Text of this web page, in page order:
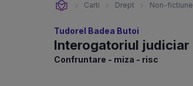
Carti Drept Non-fictiune
Tudorel Badea Butoi
Interogatoriul judiciar
Confruntare - miza - risc